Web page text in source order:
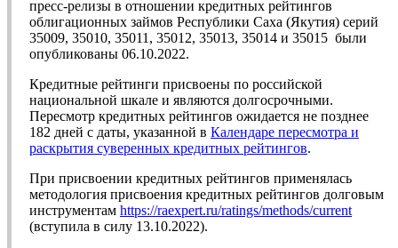
пресс-релизы в отношении кредитных рейтингов
облигационных займов Республики Саха (Якутия) серий
35009, 35010, 35011, 35012, 35013, 35014 и 35015 были
опубликованы 06.10.2022.
Кредитные рейтинги присвоены по российской
национальной шкале и являются долгосрочными.
Пересмотр кредитных рейтингов ожидается не позднее
182 дней с даты, указанной в Календаре пересмотра и
раскрытия суверенных кредитных рейтингов.
При присвоении кредитных рейтингов применялась
методология присвоения кредитных рейтингов долговым
инструментам https://raexpert.ru/ratings/methods/current
(вступила в силу 13.10.2022).